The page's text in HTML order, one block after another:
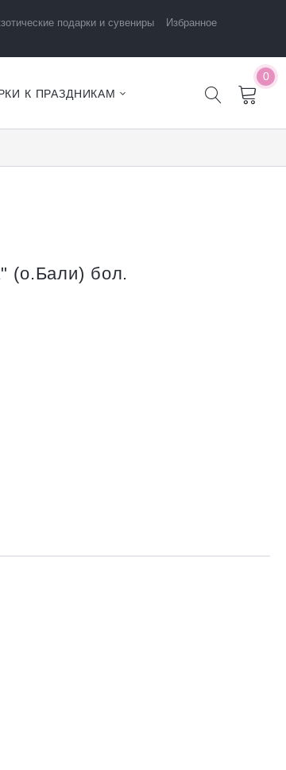
подарки и сувениры
Избранное
К ПРАЗДНИКАМ
0
(о.Бали) бол.